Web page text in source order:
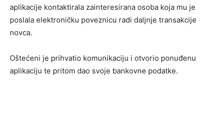
aplikacije kontaktirala zainteresirana osoba koja mu je
poslala elektroničku poveznicu radi daljnje transakcije
novca.
Oštećeni je prihvatio komunikaciju i otvorio ponuđenu
aplikaciju te pritom dao svoje bankovne podatke.